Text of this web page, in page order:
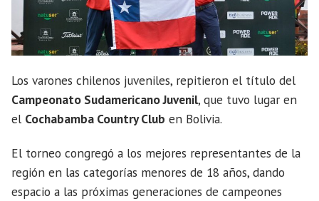
Los varones chilenos juveniles, repitieron el título del
Campeonato Sudamericano Juvenil, que tuvo lugar en
el Cochabamba Country Club en Bolivia.
El torneo congregó a los mejores representantes de la
región en las categorías menores de 18 años, dando
espacio a las próximas generaciones de campeones